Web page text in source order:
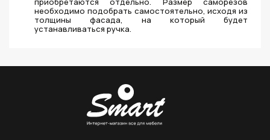
необходимо подобрать самостоятельно, исходя из
толщины фасада, на который будет
устанавливаться ручка.